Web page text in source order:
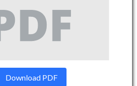
Download PDF